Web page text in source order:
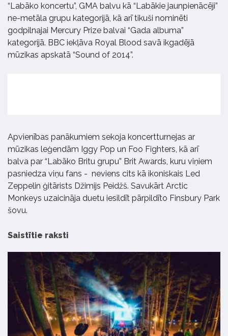
“Labāko koncertu”, GMA balvu kā “Labākie jaunpienācēji”
ne-metāla grupu kategorijā, kā arī tikuši nominēti
godpilnajai Mercury Prize balvai “Gada albuma”
kategorijā. BBC iekļāva Royal Blood savā ikgadējā
mūzikas apskatā “Sound of 2014”.
Apvienības panākumiem sekoja koncertturnejas ar
mūzikas leģendām Iggy Pop un Foo Fighters, kā arī
balva par “Labāko Britu grupu” Brit Awards, kuru viņiem
pasniedza viņu fans - neviens cits kā ikoniskais Led
Zeppelin ģitārists Džimijs Peidžš. Savukārt Arctic
Monkeys uzaicināja duetu iesildīt pārpildīto Finsbury Park
šovu.
Saistītie raksti